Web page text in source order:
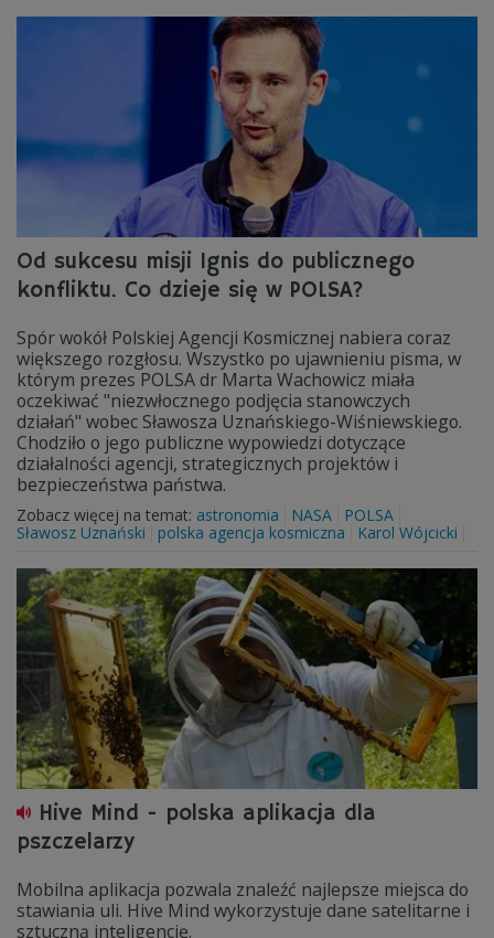
Od sukcesu misji Ignis do publicznego
konfliktu. Co dzieje się w POLSA?
Spór wokół Polskiej Agencji Kosmicznej nabiera coraz
większego rozgłosu. Wszystko po ujawnieniu pisma, w
którym prezes POLSA dr Marta Wachowicz miała
oczekiwać "niezwłocznego podjęcia stanowczych
działań" wobec Sławosza Uznańskiego-Wiśniewskiego.
Chodziło o jego publiczne wypowiedzi dotyczące
działalności agencji, strategicznych projektów i
bezpieczeństwa państwa.
Zobacz więcej na temat: astronomia NASA
POLSA
Sławosz Uznański
polska agencja kosmiczna Karol Wójcicki
Hive Mind - polska aplikacja dla
pszczelarzy
Mobilna aplikacja pozwala znaleźć najlepsze miejsca do
stawiania uli. Hive Mind wykorzystuje dane satelitarne i
sztuczną inteligencję.